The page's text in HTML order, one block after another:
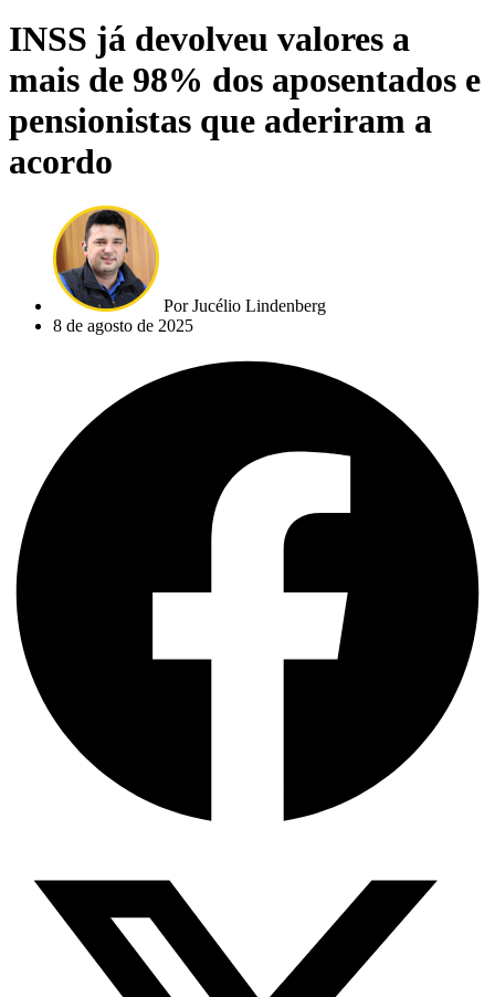
INSS já devolveu valores a
mais de 98% dos aposentados e
pensionistas que aderiram a
acordo
PorJucélio Lindenberg
8 de agosto de 2025